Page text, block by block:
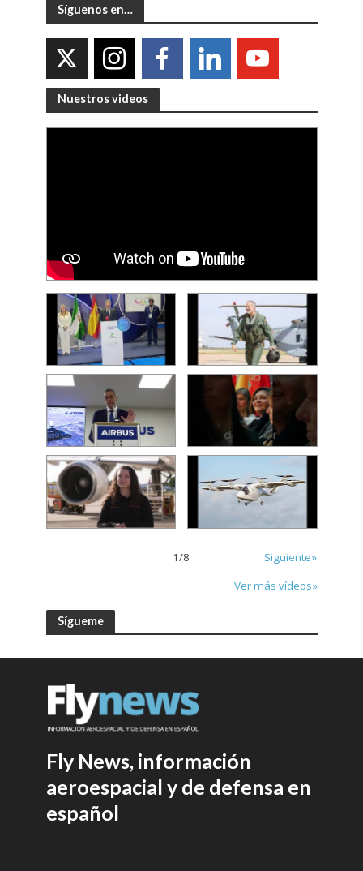
Síguenos en…
Nuestros videos
1/8
Siguiente»
Ver más vídeos»
Sígueme
Fly News, información
aeroespacial y de defensa en
español